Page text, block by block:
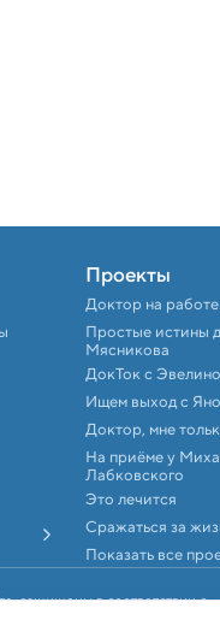
Проекты
Доктор на
Простые истины
Мясникова
ДокТок с
Ищем выход с
Доктор, мне
На приёме у
Лабковского
Это лечится
Сражаться за
Показать все
защищены в соответствии с